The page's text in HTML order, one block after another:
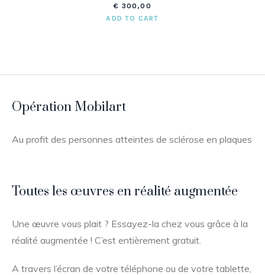
€ 300,00
ADD TO CART
Opération Mobilart
Au profit des personnes atteintes de sclérose en plaques
Toutes les œuvres en réalité augmentée
Une œuvre vous plait ? Essayez-la chez vous grâce à la
réalité augmentée ! C’est entièrement gratuit.
A travers l’écran de votre téléphone ou de votre tablette,